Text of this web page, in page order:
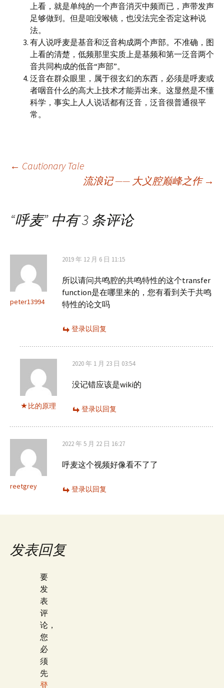
上看，就是单纯的一个声音消灭中频而已，声带发声
足够做到。但是咱没喉镜，也没法完全否定这种说
法。
有人说呼麦是基音和泛音构成两个声部。不准确，图
上看的清楚，低频那里实质上是基频和第一泛音两个
音共同构成的低音“声部”。
泛音在群众眼里，属于很玄幻的东西，必须是呼麦或
者咽音什么的高大上技术才能弄出来。这显然是不懂
科学，事实上人人说话都有泛音，泛音很普通很平
常。
文
导
航
← Cautionary Tale
流浪记 —— 大义腔巅峰之作 →
“呼麦” 中有 3 条评论
peter13994
2019 年 12 月 6 日 11:15
所以请问共鸣腔的共鸣特性的这个transfer
function是在哪里来的，您有看到关于共鸣
特性的论文吗
登录以回复
比的原理
2020 年 1 月 23 日 03:54
没记错应该是wiki的
登录以回复
reetgrey
2022 年 5 月 22 日 16:27
呼麦这个视频好像看不了了
登录以回复
发表回复
要
发
表
评
论，
您
必
须
先
登